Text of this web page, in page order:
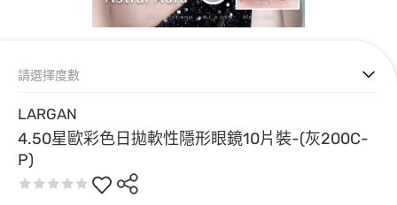
LARGAN
4.50星歐彩色日拋軟性隱形眼鏡10片裝-(灰200C-
P)
請選擇度數